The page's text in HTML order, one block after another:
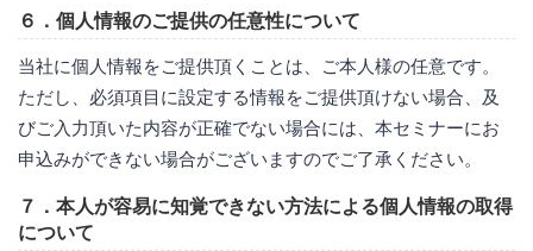
６．個人情報のご提供の任意性について
当社に個人情報をご提供頂くことは、ご本人様の任意です。
ただし、必須項目に設定する情報をご提供頂けない場合、及
びご入力頂いた内容が正確でない場合には、本セミナーにお
申込みができない場合がございますのでご了承ください。
７．本人が容易に知覚できない方法による個人情報の取得
について